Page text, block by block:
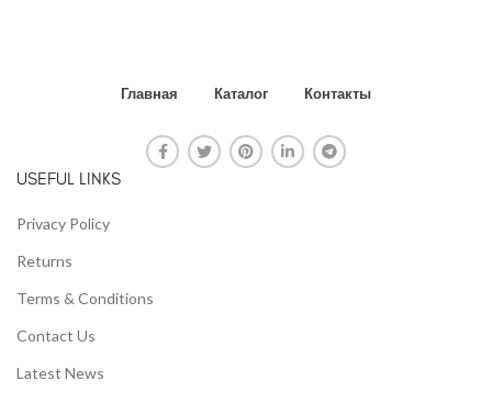
Главная Каталог Контакты
USEFUL LINKS
Privacy Policy
Returns
Terms & Conditions
Contact Us
Latest News